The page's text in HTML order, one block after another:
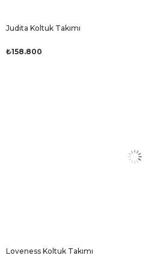
Judita Koltuk Takımı
₺158.800
Loveness Koltuk Takımı